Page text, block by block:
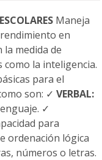
Maneja
en
la medida de
como la inteligencia.
para el
son: ✓ VERBAL:
✓
para
ordenación lógica
números o letras.